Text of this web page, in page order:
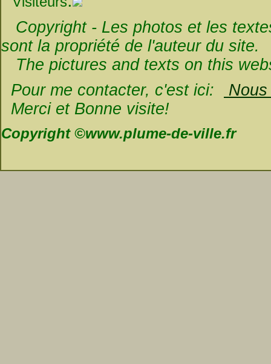
Copyright - Les photos et les
sont la propriété de l'auteur du site.
The pictures and texts on this
Pour me contacter, c'est ici:
Merci et Bonne visite!
Copyright ©www.plume-de-ville.fr